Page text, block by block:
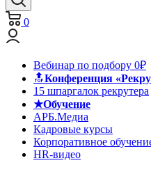
0
Вебинар по подбору 0₽
🔝Конференция
15 шпаргалок рекрутера
★Обучение
АРБ.Медиа
Кадровые курсы
Корпоративное
HR-видео